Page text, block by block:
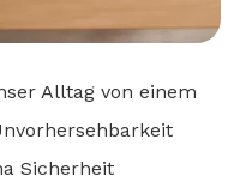
Alltag von einem
Sicherheit